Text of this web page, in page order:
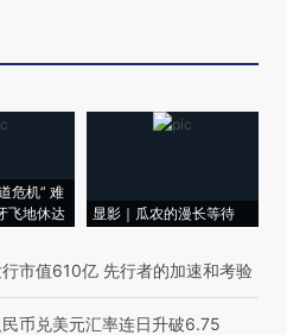
危机” 难
飞地休达
显影｜瓜农的漫长等待
市值610亿 先行者的加速和考验
币兑美元汇率连日升破6.75